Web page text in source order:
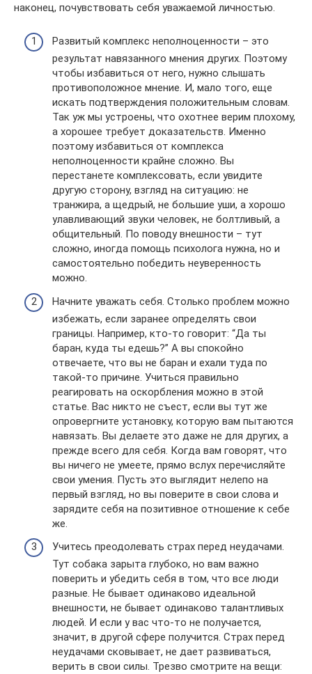
наконец, почувствовать себя уважаемой личностью.
Развитый комплекс неполноценности – это
результат навязанного мнения других. Поэтому
чтобы избавиться от него, нужно слышать
противоположное мнение. И, мало того, еще
искать подтверждения положительным словам.
Так уж мы устроены, что охотнее верим плохому,
а хорошее требует доказательств. Именно
поэтому избавиться от комплекса
неполноценности крайне сложно. Вы
перестанете комплексовать, если увидите
другую сторону, взгляд на ситуацию: не
транжира, а щедрый, не большие уши, а хорошо
улавливающий звуки человек, не болтливый, а
общительный. По поводу внешности – тут
сложно, иногда помощь психолога нужна, но и
самостоятельно победить неуверенность
можно.
Начните уважать себя. Столько проблем можно
избежать, если заранее определять свои
границы. Например, кто-то говорит: “Да ты
баран, куда ты едешь?” А вы спокойно
отвечаете, что вы не баран и ехали туда по
такой-то причине. Учиться правильно
реагировать на оскорбления можно в этой
статье. Вас никто не съест, если вы тут же
опровергните установку, которую вам пытаются
навязать. Вы делаете это даже не для других, а
прежде всего для себя. Когда вам говорят, что
вы ничего не умеете, прямо вслух перечисляйте
свои умения. Пусть это выглядит нелепо на
первый взгляд, но вы поверите в свои слова и
зарядите себя на позитивное отношение к себе
же.
Учитесь преодолевать страх перед неудачами.
Тут собака зарыта глубоко, но вам важно
поверить и убедить себя в том, что все люди
разные. Не бывает одинаково идеальной
внешности, не бывает одинаково талантливых
людей. И если у вас что-то не получается,
значит, в другой сфере получится. Страх перед
неудачами сковывает, не дает развиваться,
верить в свои силы. Трезво смотрите на вещи: